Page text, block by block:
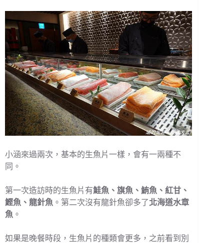
小涵來過兩次，基本的生魚片一樣，會有一兩種不
同。
第一次造訪時的生魚片有鮭魚、旗魚、鮪魚、紅甘、
鰹魚、龍針魚 。第二次沒有龍針魚卻多了北海道水章
魚 。
如果是晚餐時段，生魚片的種類會更多，之前看到別